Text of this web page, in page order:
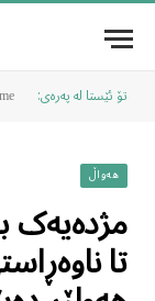
تۆ ئێستا لە پەرەی:
هەواڵ
مژدەیەک
تا